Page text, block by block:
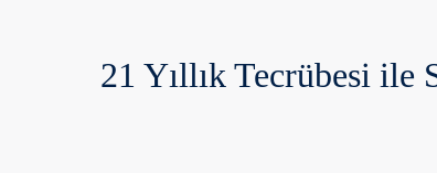
21 Yıllık Tecrübesi ile